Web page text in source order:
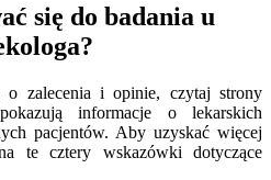
się do badania u
o zalecenia i opinie, czytaj strony
informacje o lekarskich
pacjentów. Aby uzyskać więcej
te cztery wskazówki dotyczące